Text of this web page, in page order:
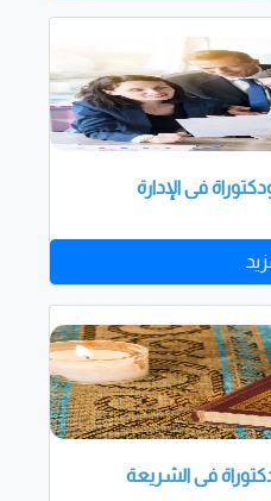
فى الإدارة
فى الشريعة